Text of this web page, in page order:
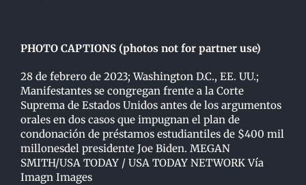
PHOTO CAPTIONS (photos not for partner use)
28 de febrero de 2023; Washington D.C., EE. UU.;
Manifestantes se congregan frente a la Corte
Suprema de Estados Unidos antes de los argumentos
orales en dos casos que impugnan el plan de
condonación de préstamos estudiantiles de $400 mil
millonesdel presidente Joe Biden. MEGAN
SMITH/USA TODAY / USA TODAY NETWORK Vía
Imagn Images